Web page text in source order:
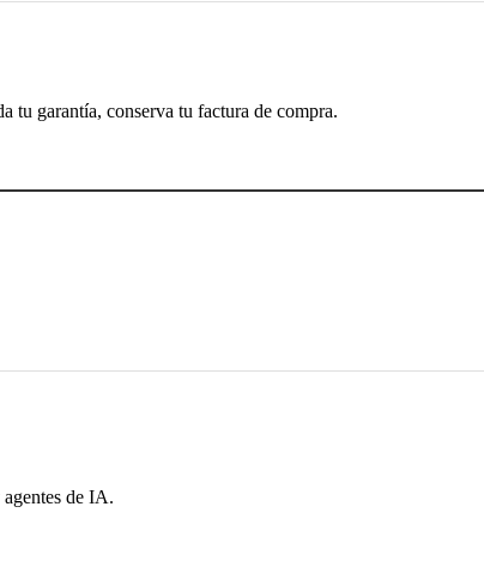
tu garantía, conserva tu factura de compra.
de IA.